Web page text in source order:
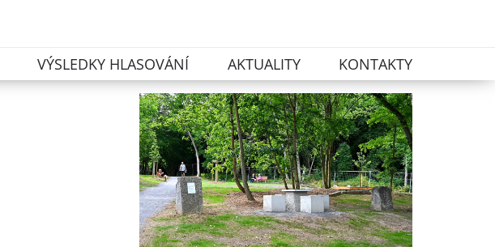
VÝSLEDKY HLASOVÁNÍ AKTUALITY KONTAKTY